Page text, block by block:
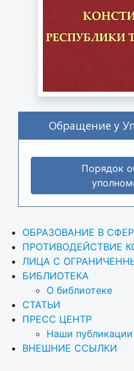
Обращение у
Порядок
ОБРАЗОВАНИЕ В
ПРОТИВОДЕЙСТВИЕ
ЛИЦА С
БИБЛИОТЕКА
О библиотеке
СТАТЬИ
ПРЕСС ЦЕНТР
Наши публикации
ВНЕШНИЕ ССЫЛКИ